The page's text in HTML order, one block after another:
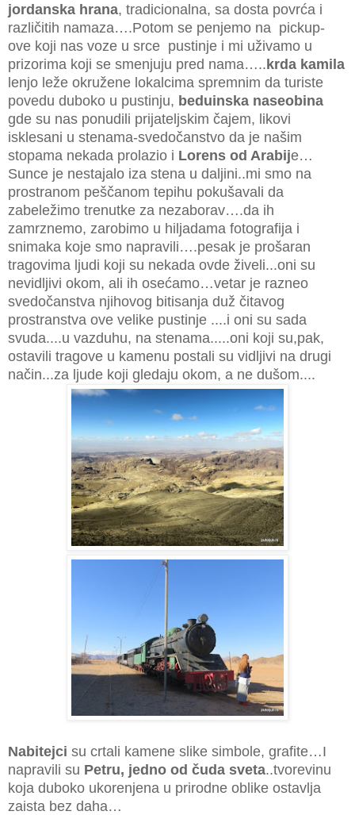
jordanska hrana, tradicionalna, sa dosta povrća i
različitih namaza….Potom se penjemo na pickup-
ove koji nas voze u srce pustinje i mi uživamo u
prizorima koji se smenjuju pred nama…..krda kamila
lenjo leže okružene lokalcima spremnim da turiste
povedu duboko u pustinju, beduinska naseobina
gde su nas ponudili prijateljskim čajem, likovi
isklesani u stenama-svedočanstvo da je našim
stopama nekada prolazio i Lorens od Arabije…
Sunce je nestajalo iza stena u daljini..mi smo na
prostranom peščanom tepihu pokušavali da
zabeležimo trenutke za nezaborav….da ih
zamrznemo, zarobimo u hiljadama fotografija i
snimaka koje smo napravili….pesak je prošaran
tragovima ljudi koji su nekada ovde živeli...oni su
nevidljivi okom, ali ih osećamo…vetar je razneo
svedočanstva njihovog bitisanja duž čitavog
prostranstva ove velike pustinje ....i oni su sada
svuda....u vazduhu, na stenama.....oni koji su,pak,
ostavili tragove u kamenu postali su vidljivi na drugi
način...za ljude koji gledaju okom, a ne dušom....
Nabitejci su crtali kamene slike simbole, grafite…I
napravili su Petru, jedno od čuda sveta..tvorevinu
koja duboko ukorenjena u prirodne oblike ostavlja
zaista bez daha…